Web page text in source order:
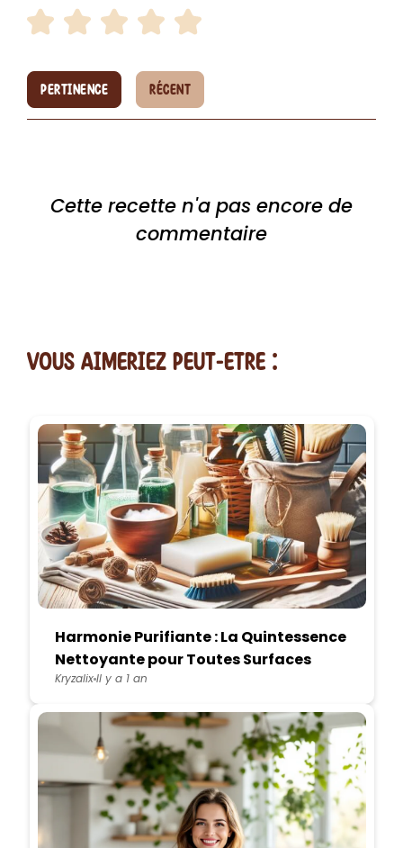
PERTINENCE RÉCENT
Cette recette n'a pas encore de
commentaire
vous AIMERiEZ PEUT-ETRE :
Harmonie Purifiante : La Quintessence
Nettoyante pour Toutes Surfaces
KryzalixIl y a 1 an